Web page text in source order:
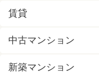
賃貸
中古マンション
新築マンション